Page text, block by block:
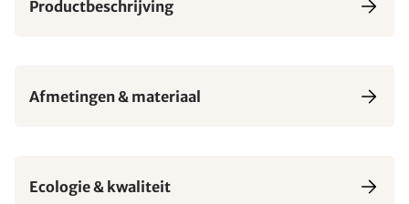
Productbeschrijving
Afmetingen & materiaal
Ecologie & kwaliteit